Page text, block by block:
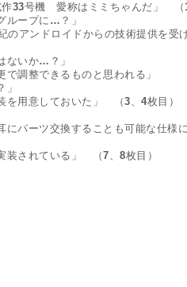
号機　愛称はミミちゃんだ」　（1
ループに…？」
アンドロイドからの技術提供を受
ないか…？」
調整できるものと思われる」
用意しておいた」　（3、4枚目）
パーツ交換することも可能な仕様
されている」　（7、8枚目）